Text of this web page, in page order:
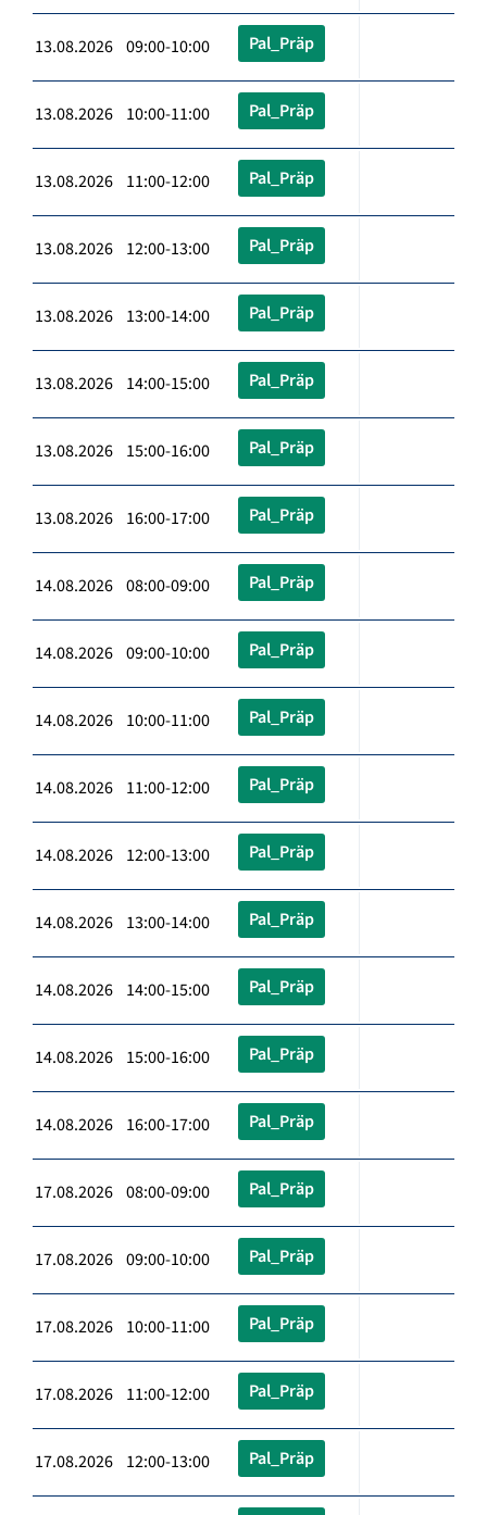
13.08.2026 09:00-10:00 Pal_Präp
13.08.2026 10:00-11:00 Pal_Präp
13.08.2026 11:00-12:00 Pal_Präp
13.08.2026 12:00-13:00 Pal_Präp
13.08.2026 13:00-14:00 Pal_Präp
13.08.2026 14:00-15:00 Pal_Präp
13.08.2026 15:00-16:00 Pal_Präp
13.08.2026 16:00-17:00 Pal_Präp
14.08.2026 08:00-09:00 Pal_Präp
14.08.2026 09:00-10:00 Pal_Präp
14.08.2026 10:00-11:00 Pal_Präp
14.08.2026 11:00-12:00 Pal_Präp
14.08.2026 12:00-13:00 Pal_Präp
14.08.2026 13:00-14:00 Pal_Präp
14.08.2026 14:00-15:00 Pal_Präp
14.08.2026 15:00-16:00 Pal_Präp
14.08.2026 16:00-17:00 Pal_Präp
17.08.2026 08:00-09:00 Pal_Präp
17.08.2026 09:00-10:00 Pal_Präp
17.08.2026 10:00-11:00 Pal_Präp
17.08.2026 11:00-12:00 Pal_Präp
17.08.2026 12:00-13:00 Pal_Präp